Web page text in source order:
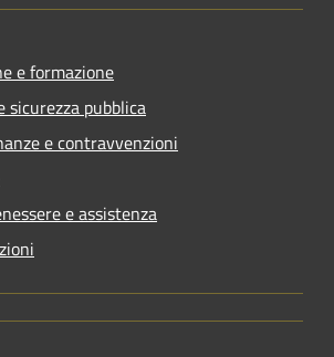
e formazione
sicurezza pubblica
e contravvenzioni
e assistenza